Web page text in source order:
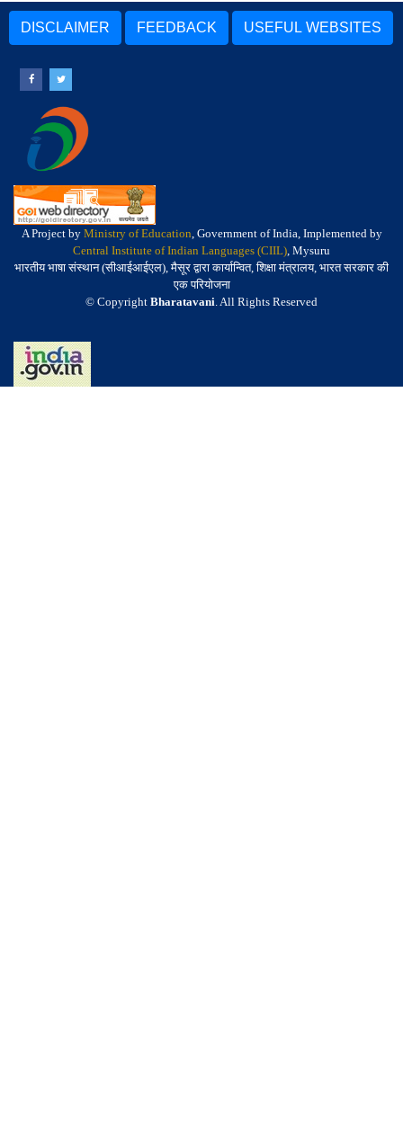
DISCLAIMER FEEDBACK USEFUL WEBSITES
A Project by Ministry of Education, Government of India, Implemented by
Central Institute of Indian Languages (CIIL), Mysuru
भारतीय भाषा संस्थान (सीआईआईएल), मैसूर द्वारा कार्यान्वित, शिक्षा मंत्रालय, भारत सरकार की
एक परियोजना
© Copyright Bharatavani. All Rights Reserved